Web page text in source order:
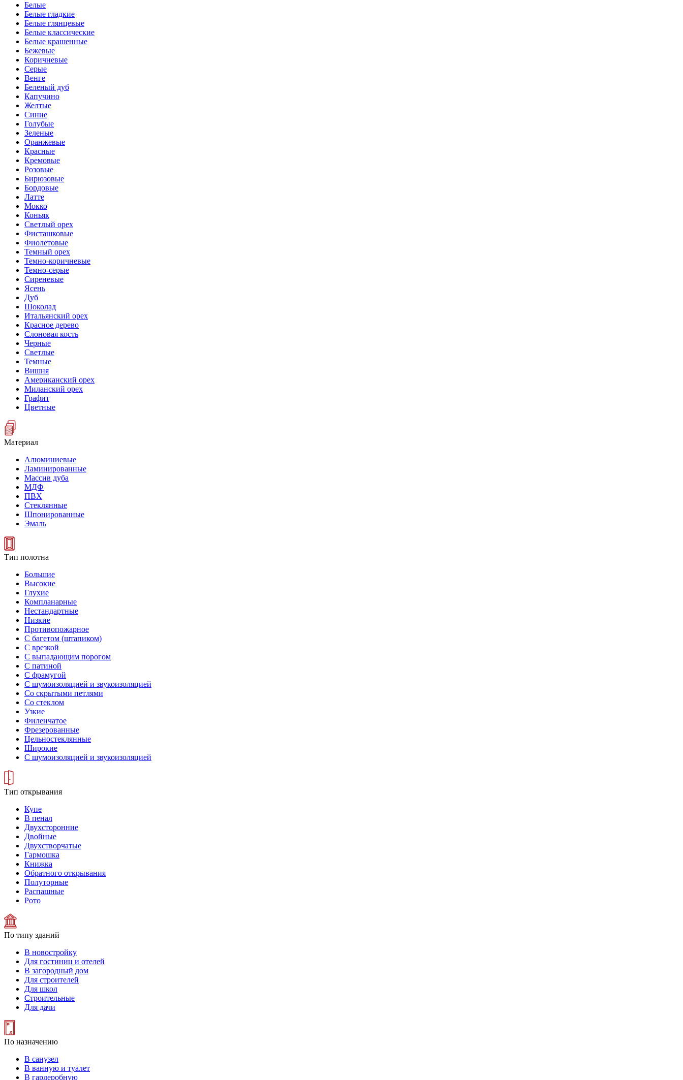
Белые
Белые гладкие
Белые глянцевые
Белые классические
Белые крашенные
Бежевые
Коричневые
Серые
Венге
Беленый дуб
Капучино
Желтые
Синие
Голубые
Зеленые
Оранжевые
Красные
Кремовые
Розовые
Бирюзовые
Бордовые
Латте
Мокко
Коньяк
Светлый орех
Фисташковые
Фиолетовые
Темный орех
Темно-коричневые
Темно-серые
Сиреневые
Ясень
Дуб
Шоколад
Итальянский орех
Красное дерево
Слоновая кость
Черные
Светлые
Темные
Вишня
Американский орех
Миланский орех
Графит
Цветные
Материал
Алюминиевые
Ламинированные
Массив дуба
МДФ
ПВХ
Стеклянные
Шпонированные
Эмаль
Тип полотна
Большие
Высокие
Глухие
Компланарные
Нестандартные
Низкие
Противопожарное
С багетом (штапиком)
С врезкой
С выпадающим порогом
С патиной
С фрамугой
С шумоизоляцией и звукоизоляцией
Со скрытыми петлями
Со стеклом
Узкие
Филенчатое
Фрезерованные
Цельностеклянные
Широкие
С шумоизоляцией и звукоизоляцией
Тип открывания
Купе
В пенал
Двухсторонние
Двойные
Двухстворчатые
Гармошка
Книжка
Обратного открывания
Полуторные
Распашные
Рото
По типу зданий
В новостройку
Для гостиниц и отелей
В загородный дом
Для строителей
Для школ
Строительные
Для дачи
По назначению
В санузел
В ванную и туалет
В гардеробную